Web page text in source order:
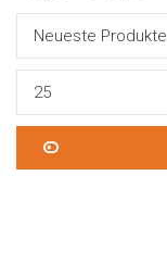
Neueste Produkte
25